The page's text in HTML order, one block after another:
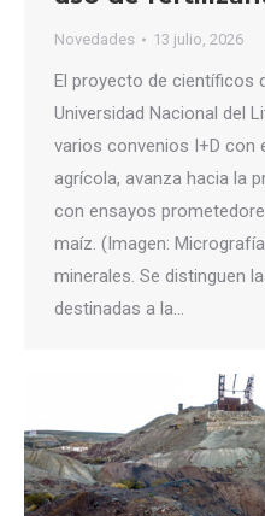
Novedades 13 julio, 2026
El proyecto de científicos
Universidad Nacional del
varios convenios I+D con
agrícola, avanza hacia la
con ensayos
maíz. (Imagen:
minerales. Se distinguen
destinadas a la…